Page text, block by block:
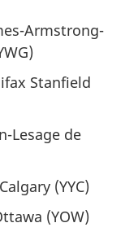
Armstrong-
Stanfield
Lesage de
(YYC)
(YOW)